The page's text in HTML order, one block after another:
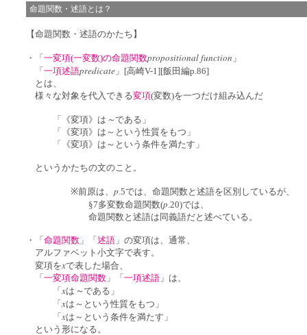
命題関数・述語とは？
【命題関数・述語のかたち】
・「一変項(一変数)の命題関数propositional function 」
「一項述語predicate 」[高崎V-1][飯田編p.86]
とは、
様々な対象を代入できる変項(変数)を一つだけ組み込んだ
「《変項》は ～である」
「《変項》は～という性質をもつ」
「《変項》は～という条件を満たす」
というかたちの文のこと。
※前原は、 p .5では、命題関数と述語を区別しているが、
§7多変数命題関数(p .20)では、
命題関数と述語は同義語だと述べている。
・「命題関数 」「述語 」の変項は、通常、
アルファベット小文字で表す。
変項をxで表した場合、
「一変項命題関数 」「一項述語 」は、
「xは ～である」
「xは～という性質をもつ」
「xは～という条件を満たす」
という形になる。